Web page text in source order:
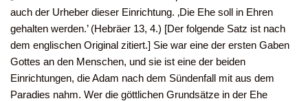
auch der Urheber dieser Einrichtung. ‚Die Ehe soll in Ehren
gehalten werden.’ (Hebräer 13, 4.) [Der folgende Satz ist nach
dem englischen Original zitiert.] Sie war eine der ersten Gaben
Gottes an den Menschen, und sie ist eine der beiden
Einrichtungen, die Adam nach dem Sündenfall mit aus dem
Paradies nahm. Wer die göttlichen Grundsätze in der Ehe